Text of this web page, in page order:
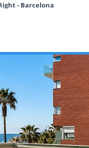
- Barcelona